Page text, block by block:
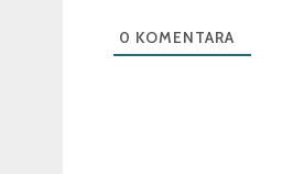
0 KOMENTARA